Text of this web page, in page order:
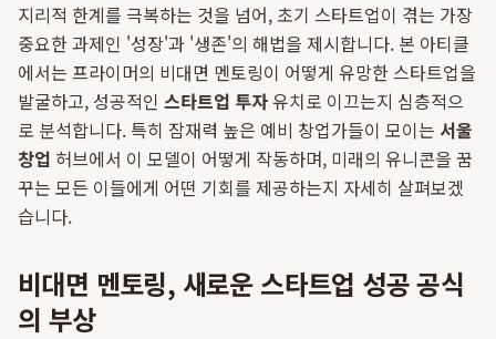
지리적 한계를 극복하는 것을 넘어, 초기 스타트업이 겪는 가장
중요한 과제인 '성장'과 '생존'의 해법을 제시합니다. 본 아티클
에서는 프라이머의 비대면 멘토링이 어떻게 유망한 스타트업을
발굴하고, 성공적인 스타트업 투자유치로 이끄는지 심층적으
로 분석합니다. 특히 잠재력 높은 예비 창업가들이 모이는 서울
창업 허브에서 이 모델이 어떻게 작동하며, 미래의 유니콘을 꿈
꾸는 모든 이들에게 어떤 기회를 제공하는지 자세히 살펴보겠
습니다.
비대면 멘토링, 새로운 스타트업 성공 공식
의 부상